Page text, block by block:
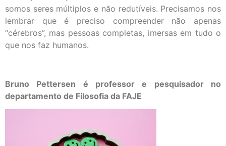
somos seres múltiplos e não redutíveis. Precisamos nos
lembrar que é preciso compreender não apenas
“cérebros”, mas pessoas completas, imersas em tudo o
que nos faz humanos.
Bruno Pettersen é professor e pesquisador no
departamento de Filosofia da FAJE